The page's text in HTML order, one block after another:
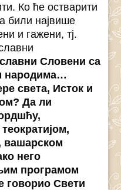
Ко ће остварити
били највише
и гажени, тј.
Словени са
народима…
света, Исток и
Да ли
вашарском
него
програмом
говорио Свети